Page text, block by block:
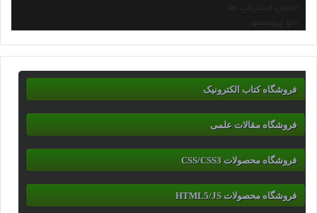
انجمن استارتاپ ها
نانو پروسسور
فروشگاه کتاب الکترونیک
فروشگاه مقالات علمی
فروشگاه محصولات CSS/CSS3
فروشگاه محصولات HTML5/JS